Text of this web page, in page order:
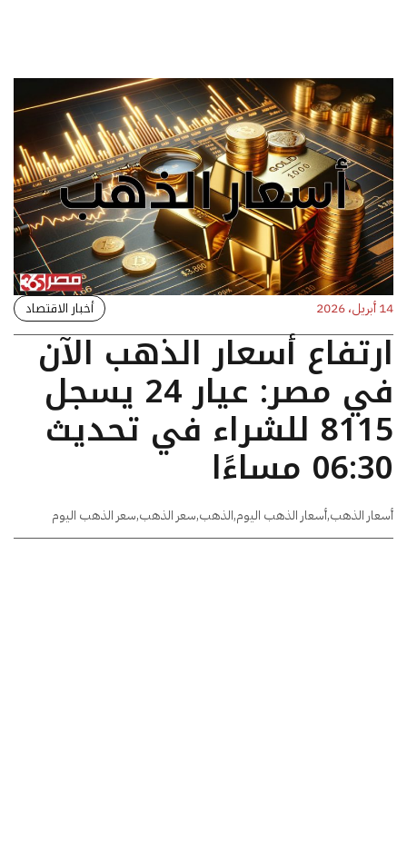
14 أبريل، 2026 أخبار الاقتصاد
ارتفاع أسعار الذهب الآن
في مصر: عيار 24 يسجل
8115 للشراء في تحديث
06:30 مساءًا
أسعار الذهب,أسعار الذهب اليوم,الذهب,سعر الذهب,سعر الذهب اليوم